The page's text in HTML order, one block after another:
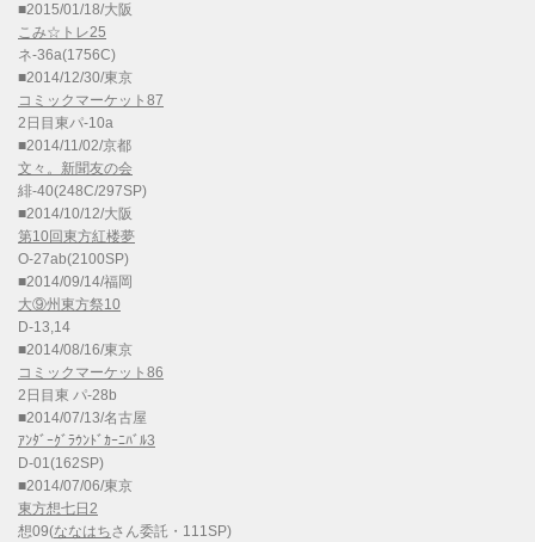
■2015/01/18/大阪
こみ☆トレ25
ネ-36a(1756C)
■2014/12/30/東京
コミックマーケット87
2日目東パ-10a
■2014/11/02/京都
文々。新聞友の会
緋-40(248C/297SP)
■2014/10/12/大阪
第10回東方紅楼夢
O-27ab(2100SP)
■2014/09/14/福岡
大⑨州東方祭10
D-13,14
■2014/08/16/東京
コミックマーケット86
2日目東 パ-28b
■2014/07/13/名古屋
ｱﾝﾀﾞｰｸﾞﾗｳﾝﾄﾞｶｰﾆﾊﾞﾙ3
D-01(162SP)
■2014/07/06/東京
東方想七日2
想09(ななはちさん委託・111SP)